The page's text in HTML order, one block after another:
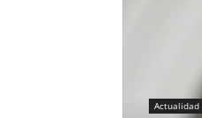
Actualidad